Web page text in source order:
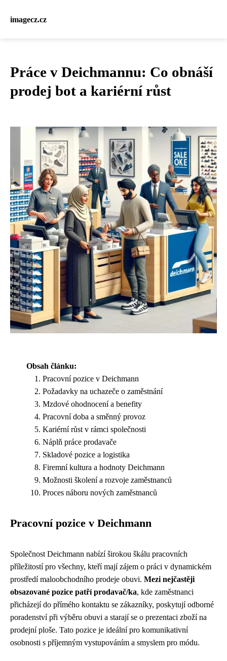
imagecz.cz
Práce v Deichmannu: Co obnáší
prodej bot a kariérní růst
Obsah článku:
Pracovní pozice v Deichmann
Požadavky na uchazeče o zaměstnání
Mzdové ohodnocení a benefity
Pracovní doba a směnný provoz
Kariérní růst v rámci společnosti
Náplň práce prodavače
Skladové pozice a logistika
Firemní kultura a hodnoty Deichmann
Možnosti školení a rozvoje zaměstnanců
Proces náboru nových zaměstnanců
Pracovní pozice v Deichmann
Společnost Deichmann nabízí širokou škálu pracovních
příležitostí pro všechny, kteří mají zájem o práci v dynamickém
prostředí maloobchodního prodeje obuvi. Mezi nejčastěji
obsazované pozice patří prodavač/ka, kde zaměstnanci
přicházejí do přímého kontaktu se zákazníky, poskytují odborné
poradenství při výběru obuvi a starají se o prezentaci zboží na
prodejní ploše. Tato pozice je ideální pro komunikativní
osobnosti s příjemným vystupováním a smyslem pro módu.